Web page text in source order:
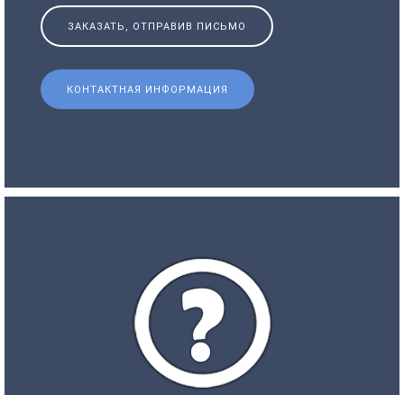
ЗАКАЗАТЬ, ОТПРАВИВ ПИСЬМО
КОНТАКТНАЯ ИНФОРМАЦИЯ